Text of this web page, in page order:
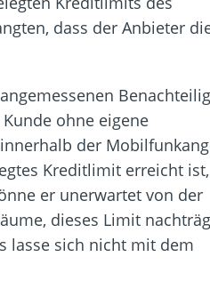
dass der Anbieter
ohne eigene
der
Kreditlimit erreicht
er unerwartet von der
dieses Limit
lasse sich nicht mit dem